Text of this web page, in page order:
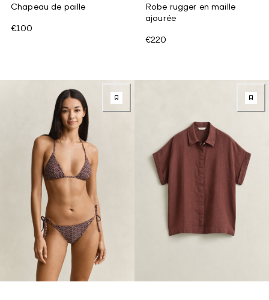
Chapeau de paille
€100
Robe rugger en maille
ajourée
€220